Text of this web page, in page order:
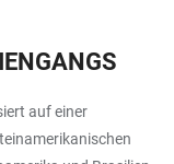
auf einer